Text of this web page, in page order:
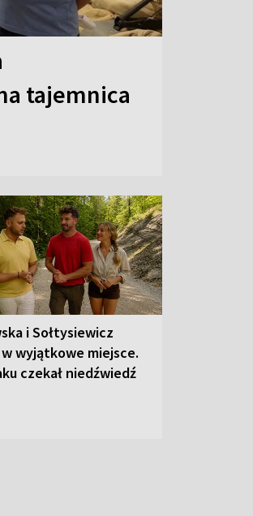
tajemnica
i Sołtysiewicz
wyjątkowe miejsce.
czekał niedźwiedź